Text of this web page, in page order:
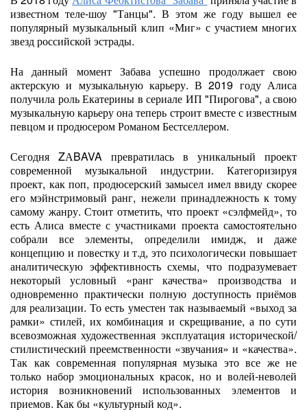
известном теле-шоу "Танцы". В этом же году вышел ее
популярный музыкальный клип «Миг» с участием многих
звезд российской эстрады.
На данный момент Забава успешно продолжает свою
актерскую и музыкальную карьеру. В 2019 году Алиса
получила роль Екатерины в сериале ИП "Пирогова", а свою
музыкальную карьеру она теперь строит вместе с известным
певцом и продюсером Романом Бестселлером.
Сегодня ZАBAVA превратилась в уникальный проект
современной музыкальной индустрии. Категоризируя
проект, как поп, продюсерский замысел имел ввиду скорее
его мэйнстримовый ранг, нежели принадлежность к тому
самому жанру. Стоит отметить, что проект «сэлфмейд», то
есть Алиса вместе с участниками проекта самостоятельно
собрали все элементы, определили имидж, и даже
концепцию и повестку и т.д, это психологически повышает
аналитическую эффективность схемы, что подразумевает
некоторый условный «ранг качества» производства и
одновременно практически полную доступность приёмов
для реализации. То есть уместен так называемый «выход за
рамки» стилей, их комбинация и скрещивание, а по сути
всевозможная художественная эксплуатация исторической/
стилистический преемственности «звучания» и «качества».
Так как современная популярная музыка это все же не
только набор эмоциональных красок, но и волей-неволей
история возникновений использованных элементов и
приемов. Как бы «культурный код».